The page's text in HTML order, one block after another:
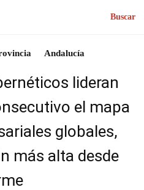
Buscar
Andalucía
lideran
el mapa
globales,
más alta desde